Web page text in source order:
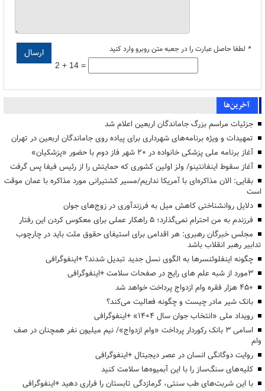
* لطفا حاصل عبارت را در جعبه متن روبرو وارد کنید
2 + 14 =
آخرین‌ها
جزئیات مراسم بزرگ جاماندگان اربعین اعلام شد
تمهیدات و ویژه برنامه‌های شهرداری برای پیاده روی جاماندگان اربعین در تهران
آغاز برنامه ملی پزشکی خانواده در ۲۰ شهر فاز دوم با حضور «پزشکیان»
آغاز سقوط اینفانتینو/ ولز اولین کشوری که حمایتش را از رئیس فیفا پس گرفت
بقایی: الان مذاکره‌ای با آمریکا نداریم/مسیر کشتیرانی مورد مذاکره با عمان موقت
است
دلایل روانشناختی کاهش میل به فرزندآوری در زوج‌های جوان
فرزندم به من احترام نمی‌گذارد؛ ۵ راهکار عملی برای معکوس کردن این رفتار
مجلس خبرگان رهبری: هر اقدامی برای استیفای حقوق ملت باید در چارچوب
تدابیر رهبر انقلاب باشد
چگونه اینفلوئنسرها به الگوی نسل جدید تبدیل شدند؟ +اینفوگرافی
3مورد از شبه علم های رایج در صفحات سلامت +اینفوگرافی
۴۵۰ هزار فقره وام ازدواج پرداخت خواهد شد
بانک شیر مادر چیست و چگونه فعالیت می‌کند؟
رویداد ملی «انتخاب جوان سال ۱۴۰۴» +اینفوگرافی
اسامی ۳ بانک رکوردار پرداخت «وام ازدواج»/ نیم میلیون نفر همچنان در صف
وام
روایت دوگانگی انسان در عصر دیجیتال +اینفوگرافی
کلیه‌های سنگ‌ساز را با این آبمیوه‌ها سلامت کنید
با این شربت‌های طب سنتی، گرمازدگی تابستان را فراری دهید +اینفوگرافی